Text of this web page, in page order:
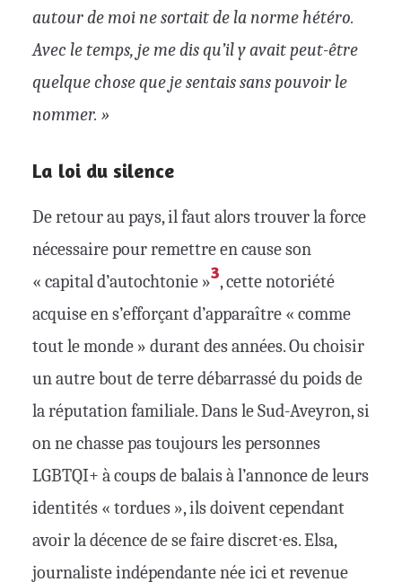
autour de moi ne sortait de la norme hétéro.
Avec le temps, je me dis qu’il y avait peut-être
quelque chose que je sentais sans pouvoir le
nommer. »
La loi du silence
De retour au pays, il faut alors trouver la force
nécessaire pour remettre en cause son
« capital d’autochtonie »3, cette notoriété
acquise en s’efforçant d’apparaître « comme
tout le monde » durant des années. Ou choisir
un autre bout de terre débarrassé du poids de
la réputation familiale. Dans le Sud-Aveyron, si
on ne chasse pas toujours les personnes
LGBTQI+ à coups de balais à l’annonce de leurs
identités « tordues », ils doivent cependant
avoir la décence de se faire discret∙es. Elsa,
journaliste indépendante née ici et revenue